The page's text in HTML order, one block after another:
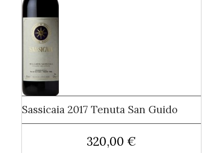
Sassicaia 2017 Tenuta San Guido
320,00 €